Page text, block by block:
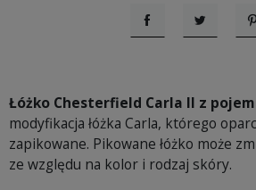
UdostępnijTweetuj
Łóżko Chesterfield Carla II z
modyfikacja łóżka Carla, którego
zapikowane. Pikowane łóżko może
ze względu na kolor i rodzaj skóry.